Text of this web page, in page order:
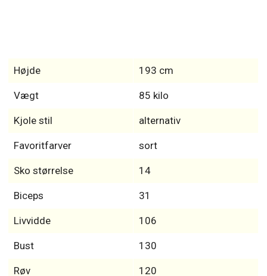
Højde 193 cm
Vægt 85 kilo
Kjole stil alternativ
Favoritfarver sort
Sko størrelse 14
Biceps 31
Livvidde 106
Bust 130
Røv 120